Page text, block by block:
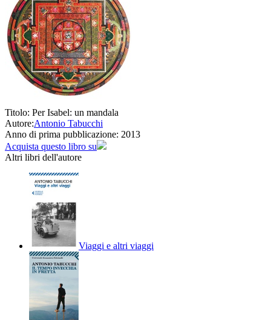
Titolo: Per Isabel: un mandala
Autore:Antonio Tabucchi
Anno di prima pubblicazione: 2013
Acquista questo libro su
Altri libri dell'autore
Viaggi e altri viaggi